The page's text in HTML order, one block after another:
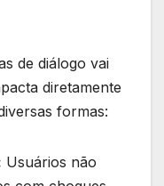
de diálogo vai
diretamente
formas:
Usuários não